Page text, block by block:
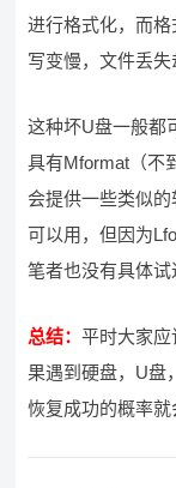
进行格式化，而
写变慢，文件丢失
这种坏U盘一般都
具有Mformat（不
会提供一些类似
可以用，但因为
笔者也没有具体试
总结：平时大家
果遇到硬盘，U盘
恢复成功的概率就